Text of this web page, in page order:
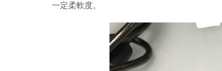
一定柔軟度。